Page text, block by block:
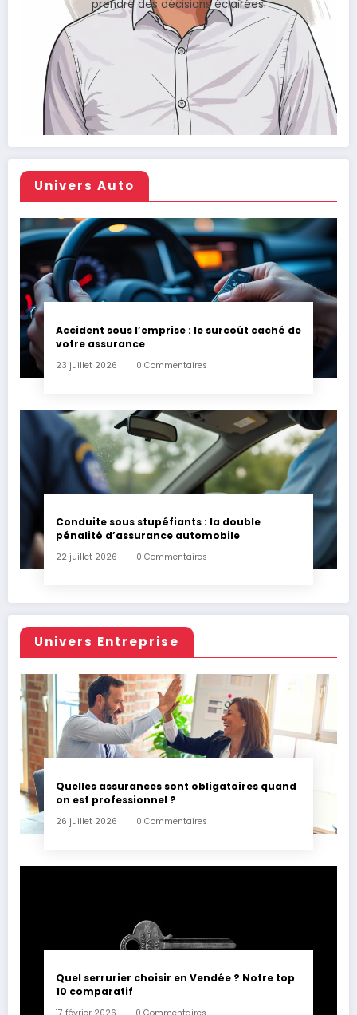
prendre des décisions éclairées.
Univers Auto
Accident sous l’emprise : le surcoût caché de
votre assurance
23 juillet 2026 0 Commentaires
Conduite sous stupéfiants : la double
pénalité d’assurance automobile
22 juillet 2026 0 Commentaires
Univers Entreprise
Quelles assurances sont obligatoires quand
on est professionnel ?
26 juillet 2026 0 Commentaires
Quel serrurier choisir en Vendée ? Notre top
10 comparatif